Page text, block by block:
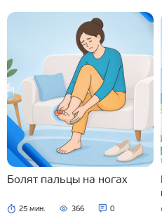
Болят пальцы на ногах
25 мин. 366 0